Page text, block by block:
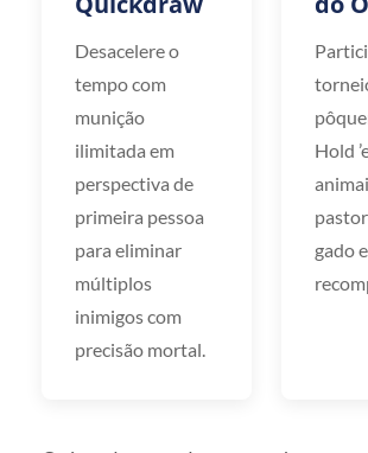
Desacelere o
tempo com
munição
ilimitada em
perspectiva de
primeira pessoa
para eliminar
múltiplos
inimigos com
precisão mortal.
Hold
gado